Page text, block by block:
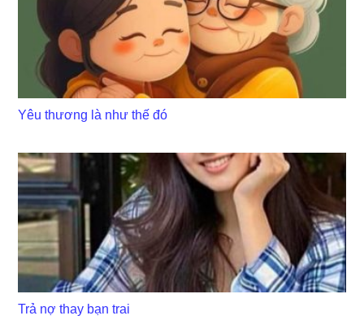
Yêu thương là như thế đó
Trả nợ thay bạn trai